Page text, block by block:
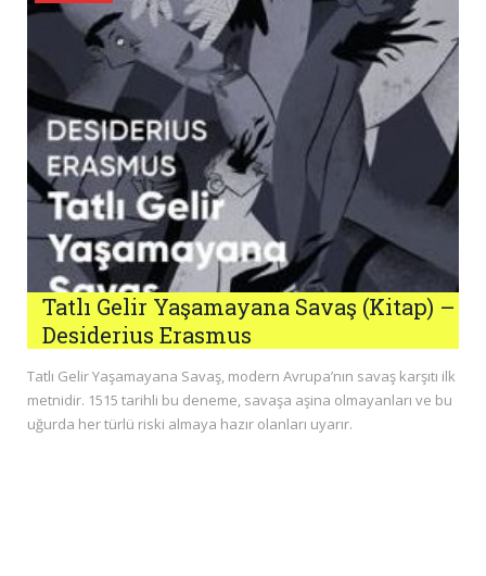
Tatlı Gelir Yaşamayana Savaş (Kitap) –
Desiderius Erasmus
Tatlı Gelir Yaşamayana Savaş, modern Avrupa’nın savaş karşıtı ilk
metnidir. 1515 tarihli bu deneme, savaşa aşina olmayanları ve bu
uğurda her türlü riski almaya hazır olanları uyarır.